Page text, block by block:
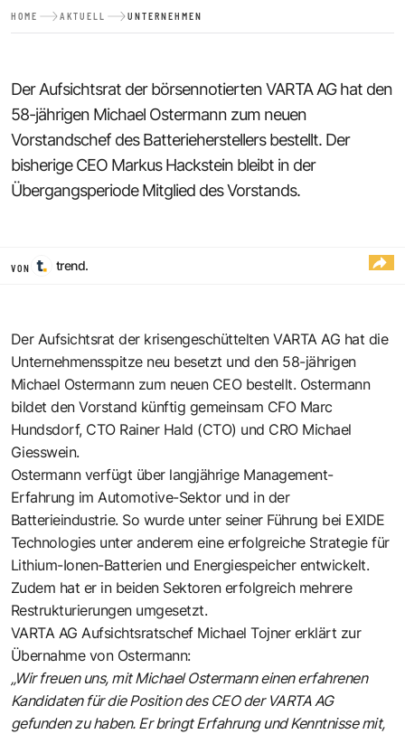
HOME AKTUELL UNTERNEHMEN
Der Aufsichtsrat der börsennotierten VARTA AG hat den
58-jährigen Michael Ostermann zum neuen
Vorstandschef des Batterieherstellers bestellt. Der
bisherige CEO Markus Hackstein bleibt in der
Übergangsperiode Mitglied des Vorstands.
VON trend.
Der Aufsichtsrat der krisengeschüttelten VARTA AG hat die
Unternehmensspitze neu besetzt und den 58-jährigen
Michael Ostermann zum neuen CEO bestellt. Ostermann
bildet den Vorstand künftig gemeinsam CFO Marc
Hundsdorf, CTO Rainer Hald (CTO) und CRO Michael
Giesswein.
Ostermann verfügt über langjährige Management-
Erfahrung im Automotive-Sektor und in der
Batterieindustrie. So wurde unter seiner Führung bei EXIDE
Technologies unter anderem eine erfolgreiche Strategie für
Lithium-Ionen-Batterien und Energiespeicher entwickelt.
Zudem hat er in beiden Sektoren erfolgreich mehrere
Restrukturierungen umgesetzt.
VARTA AG Aufsichtsratschef Michael Tojner erklärt zur
Übernahme von Ostermann:
„Wir freuen uns, mit Michael Ostermann einen erfahrenen
Kandidaten für die Position des CEO der VARTA AG
gefunden zu haben. Er bringt Erfahrung und Kenntnisse mit,